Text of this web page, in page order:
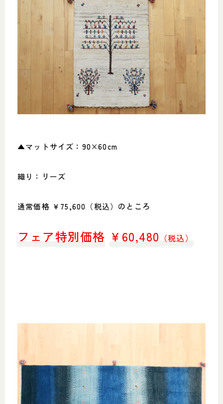
▲マットサイズ：90×60cm
織り：リーズ
通常価格 ￥75,600（税込）のところ
フェア特別価格 ￥ 60,480 （税込）